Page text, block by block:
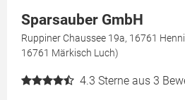
Sparsauber GmbH
Ruppiner Chaussee 19a, 16761
16761 Märkisch Luch)
4.3 Sterne aus 3